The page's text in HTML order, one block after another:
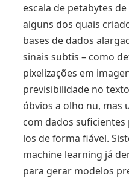
escala de petabytes
alguns dos quais
bases de dados
sinais subtis – como
pixelizações em
previsibilidade no
óbvios a olho nu, mas
com dados
los de forma fiável.
machine learning já
para gerar modelos